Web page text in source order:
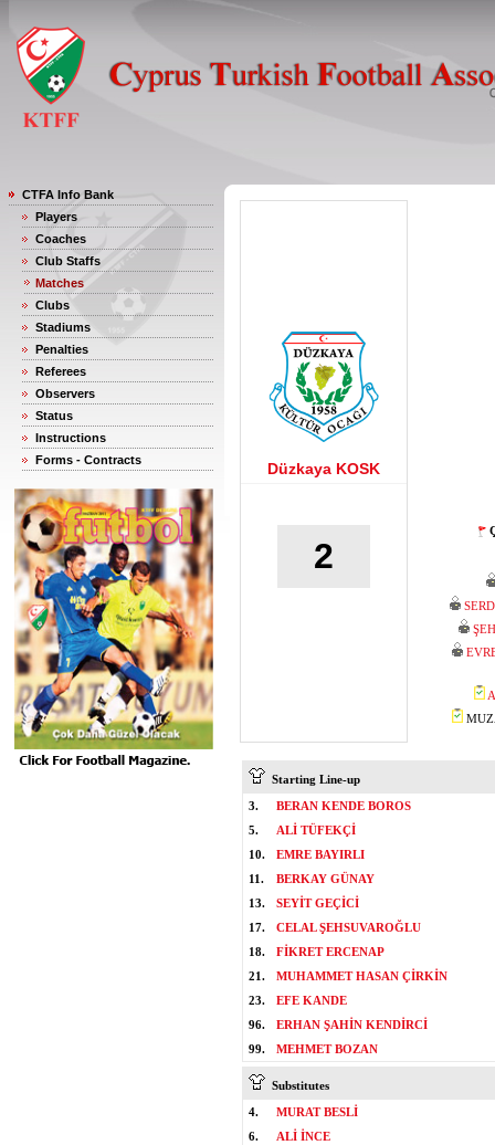
CTFA Info Bank
Players
Coaches
Club Staffs
Matches
Clubs
Stadiums
Penalties
Referees
Observers
Status
Instructions
Forms - Contracts
Düzkaya KOSK
2
Starting Line-up
3.
BERAN KENDE BOROS
5.
ALİ TÜFEKÇİ
10.
EMRE BAYIRLI
11.
BERKAY GÜNAY
13.
SEYİT GEÇİCİ
17.
CELAL ŞEHSUVAROĞLU
18.
FİKRET ERCENAP
21.
MUHAMMET HASAN ÇİRKİN
23.
EFE KANDE
96.
ERHAN ŞAHİN KENDİRCİ
99.
MEHMET BOZAN
Substitutes
4.
MURAT BESLİ
6.
ALİ İNCE